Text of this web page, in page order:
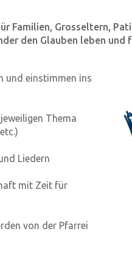
Familien, Grosseltern,
den Glauben leben und
und einstimmen ins
Thema
Liedern
mit Zeit für
von der Pfarrei